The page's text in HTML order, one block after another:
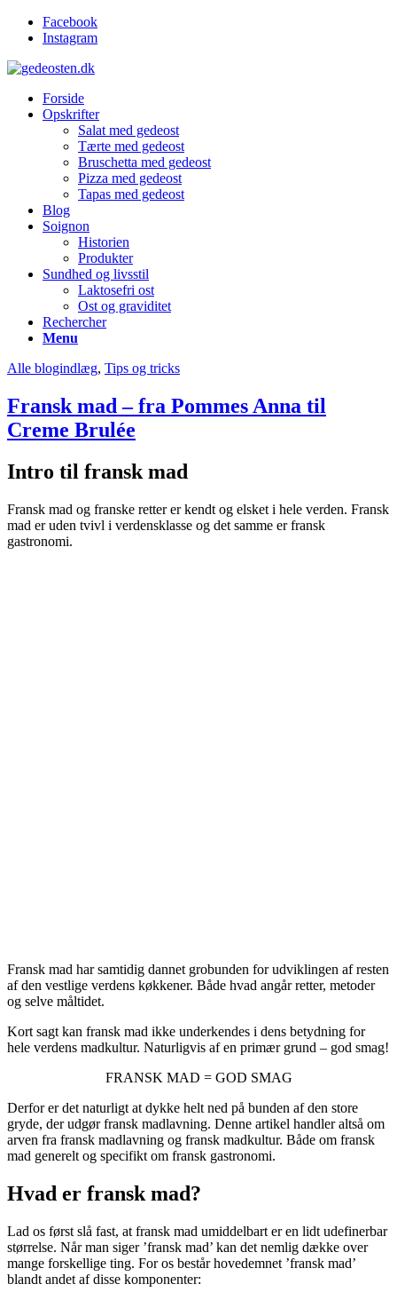
Facebook
Instagram
Forside
Opskrifter
Salat med gedeost
Tærte med gedeost
Bruschetta med gedeost
Pizza med gedeost
Tapas med gedeost
Blog
Soignon
Historien
Produkter
Sundhed og livsstil
Laktosefri ost
Ost og graviditet
Rechercher
Menu
Alle blogindlæg, Tips og tricks
Fransk mad – fra Pommes Anna til
Creme Brulée
Intro til fransk mad
Fransk mad og franske retter er kendt og elsket i hele verden. Fransk
mad er uden tvivl i verdensklasse og det samme er fransk
gastronomi.
Fransk mad har samtidig dannet grobunden for udviklingen af resten
af den vestlige verdens køkkener. Både hvad angår retter, metoder
og selve måltidet.
Kort sagt kan fransk mad ikke underkendes i dens betydning for
hele verdens madkultur. Naturligvis af en primær grund – god smag!
FRANSK MAD = GOD SMAG
Derfor er det naturligt at dykke helt ned på bunden af den store
gryde, der udgør fransk madlavning. Denne artikel handler altså om
arven fra fransk madlavning og fransk madkultur. Både om fransk
mad generelt og specifikt om fransk gastronomi.
Hvad er fransk mad?
Lad os først slå fast, at fransk mad umiddelbart er en lidt udefinerbar
størrelse. Når man siger ’fransk mad’ kan det nemlig dække over
mange forskellige ting. For os består hovedemnet ’fransk mad’
blandt andet af disse komponenter: